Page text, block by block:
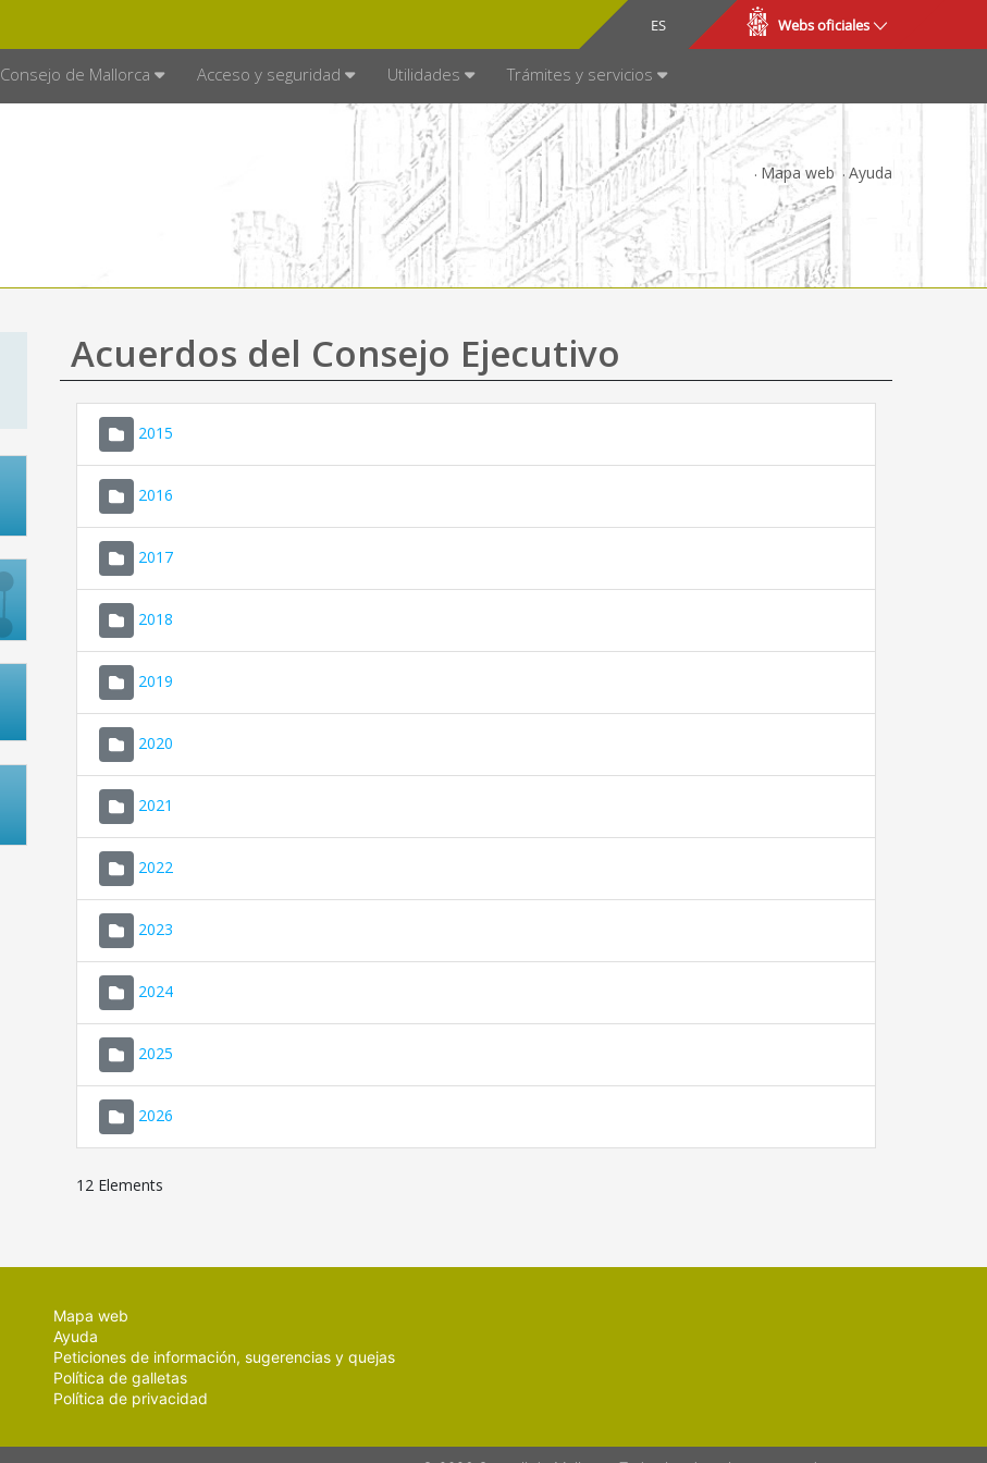
ES
CA Webs oficiales
Consejo de Mallorca Acceso y seguridad Utilidades Trámites y servicios
Mapa web Ayuda
Acuerdos del Consejo Ejecutivo
2015
2016
2017
2018
2019
2020
2021
2022
2023
2024
2025
2026
12 Elements
Mapa web
Ayuda
Peticiones de información, sugerencias y quejas
Política de galletas
Política de privacidad